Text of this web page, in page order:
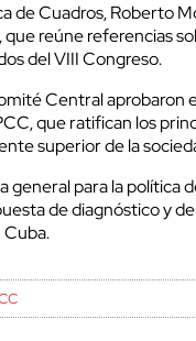
de Cuadros, Roberto
reúne referencias
del VIII Congreso.
Central aprobaron
que ratifican los
superior de la
para la política
de diagnóstico y